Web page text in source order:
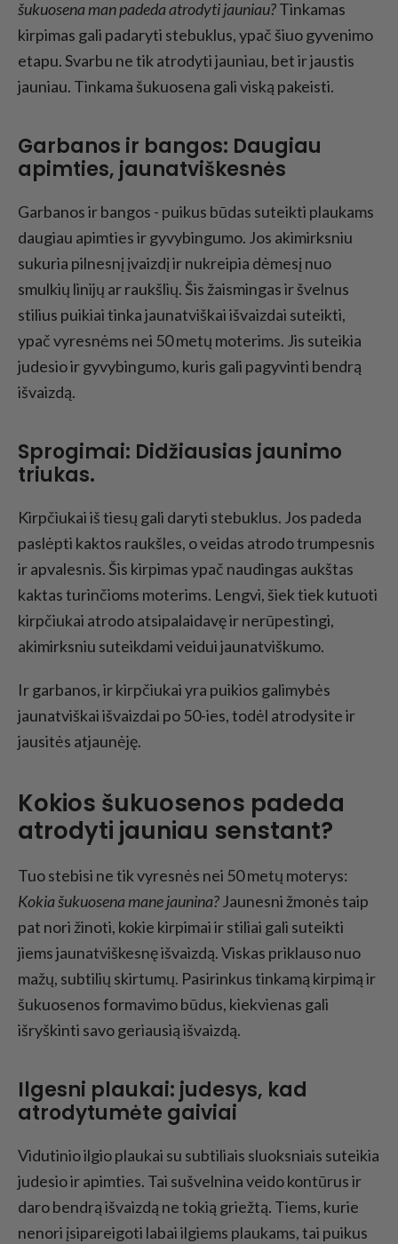
šukuosena man padeda atrodyti jauniau?Tinkamas
kirpimas gali padaryti stebuklus, ypač šiuo gyvenimo
etapu. Svarbu ne tik atrodyti jauniau, bet ir jaustis
jauniau. Tinkama šukuosena gali viską pakeisti.
Garbanos ir bangos: Daugiau
apimties, jaunatviškesnės
Garbanos ir bangos - puikus būdas suteikti plaukams
daugiau apimties ir gyvybingumo. Jos akimirksniu
sukuria pilnesnį įvaizdį ir nukreipia dėmesį nuo
smulkių linijų ar raukšlių. Šis žaismingas ir švelnus
stilius puikiai tinka jaunatviškai išvaizdai suteikti,
ypač vyresnėms nei 50 metų moterims. Jis suteikia
judesio ir gyvybingumo, kuris gali pagyvinti bendrą
išvaizdą.
Sprogimai: Didžiausias jaunimo
triukas.
Kirpčiukai iš tiesų gali daryti stebuklus. Jos padeda
paslėpti kaktos raukšles, o veidas atrodo trumpesnis
ir apvalesnis. Šis kirpimas ypač naudingas aukštas
kaktas turinčioms moterims. Lengvi, šiek tiek kutuoti
kirpčiukai atrodo atsipalaidavę ir nerūpestingi,
akimirksniu suteikdami veidui jaunatviškumo.
Ir garbanos, ir kirpčiukai yra puikios galimybės
jaunatviškai išvaizdai po 50-ies, todėl atrodysite ir
jausitės atjaunėję.
Kokios šukuosenos padeda
atrodyti jauniau senstant?
Tuo stebisi ne tik vyresnės nei 50 metų moterys:
Kokia šukuosena mane jaunina? Jaunesni žmonės taip
pat nori žinoti, kokie kirpimai ir stiliai gali suteikti
jiems jaunatviškesnę išvaizdą. Viskas priklauso nuo
mažų, subtilių skirtumų. Pasirinkus tinkamą kirpimą ir
šukuosenos formavimo būdus, kiekvienas gali
išryškinti savo geriausią išvaizdą.
Ilgesni plaukai: judesys, kad
atrodytumėte gaiviai
Vidutinio ilgio plaukai su subtiliais sluoksniais suteikia
judesio ir apimties. Tai sušvelnina veido kontūrus ir
daro bendrą išvaizdą ne tokią griežtą. Tiems, kurie
nenori įsipareigoti labai ilgiems plaukams, tai puikus